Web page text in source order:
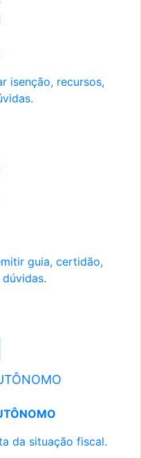
isenção, recursos,
guia, certidão,
da situação fiscal.